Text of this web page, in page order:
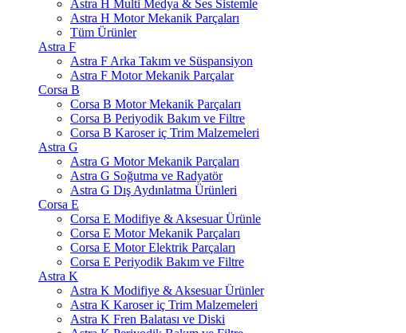
Astra H Multi Medya & Ses Sistemle
Astra H Motor Mekanik Parçaları
Tüm Ürünler
Astra F
Astra F Arka Takım ve Süspansiyon
Astra F Motor Mekanik Parçalar
Corsa B
Corsa B Motor Mekanik Parçaları
Corsa B Periyodik Bakım ve Filtre
Corsa B Karoser iç Trim Malzemeleri
Astra G
Astra G Motor Mekanik Parçaları
Astra G Soğutma ve Radyatör
Astra G Dış Aydınlatma Ürünleri
Corsa E
Corsa E Modifiye & Aksesuar Ürünle
Corsa E Motor Mekanik Parçaları
Corsa E Motor Elektrik Parçaları
Corsa E Periyodik Bakım ve Filtre
Astra K
Astra K Modifiye & Aksesuar Ürünler
Astra K Karoser iç Trim Malzemeleri
Astra K Fren Balatası ve Diski